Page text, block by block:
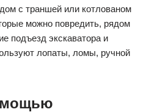
с траншей или котлованом
можно повредить, рядом
подъезд экскаватора и
лопаты, ломы, ручной